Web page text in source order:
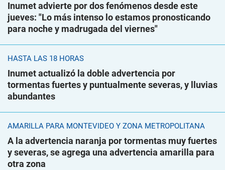
Inumet advierte por dos fenómenos desde este
jueves: "Lo más intenso lo estamos pronosticando
para noche y madrugada del viernes"
HASTA LAS 18 HORAS
Inumet actualizó la doble advertencia por
tormentas fuertes y puntualmente severas, y lluvias
abundantes
AMARILLA PARA MONTEVIDEO Y ZONA METROPOLITANA
A la advertencia naranja por tormentas muy fuertes
y severas, se agrega una advertencia amarilla para
otra zona